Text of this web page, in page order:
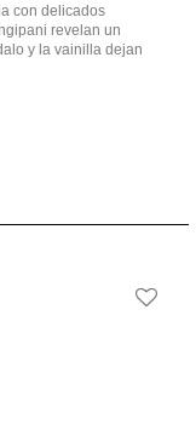
con delicados
revelan un
y la vainilla dejan